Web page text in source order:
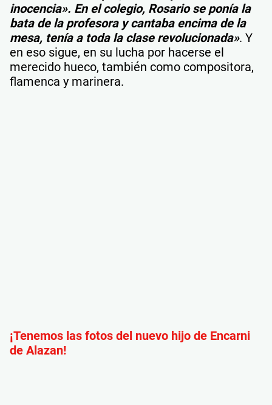
inocencia». En el colegio, Rosario se ponía la
bata de la profesora y cantaba encima de la
mesa, tenía a toda la clase revolucionada». Y
en eso sigue, en su lucha por hacerse el
merecido hueco, también como compositora,
flamenca y marinera.
¡Tenemos las fotos del nuevo hijo de Encarni
de Alazan!